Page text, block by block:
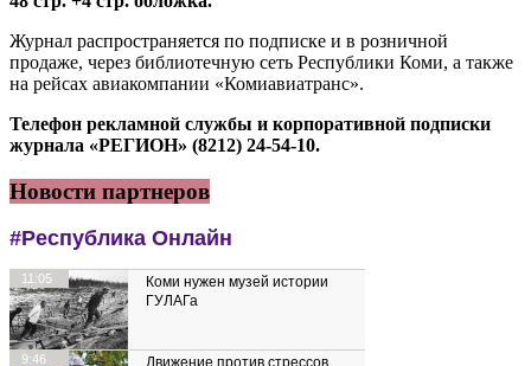
Журнал распространяется по подписке и в розничной
продаже, через библиотечную сеть Республики Коми, а также
на рейсах авиакомпании «Комиавиатранс».
Телефон рекламной службы и корпоративной подписки
журнала «РЕГИОН» (8212) 24-54-10.
Новости партнеров